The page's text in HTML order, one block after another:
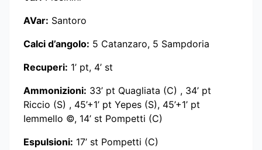
AVar: Santoro
Calci d’angolo: 5 Catanzaro, 5 Sampdoria
Recuperi: 1’ pt, 4’ st
Ammonizioni: 33’ pt Quagliata (C) , 34’ pt
Riccio (S) , 45’+1’ pt Yepes (S), 45’+1’ pt
Iemmello ©, 14’ st Pompetti (C)
Espulsioni: 17’ st Pompetti (C)